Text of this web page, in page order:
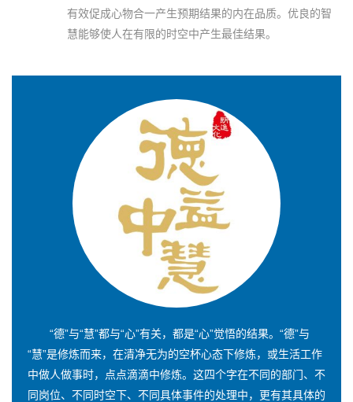
有效促成心物合一产生预期结果的内在品质。优良的智
慧能够使人在有限的时空中产生最佳结果。
“德”与“慧”都与“心”有关，都是“心”觉悟的结果。“德”与
“慧”是修炼而来，在清净无为的空杯心态下修炼，或生活工作
中做人做事时，点点滴滴中修炼。这四个字在不同的部门、不
同岗位、不同时空下、不同具体事件的处理中，更有其具体的